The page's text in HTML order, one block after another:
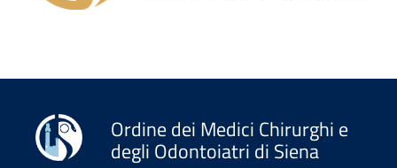
Ordine dei Medici Chirurghi e
degli Odontoiatri di Siena